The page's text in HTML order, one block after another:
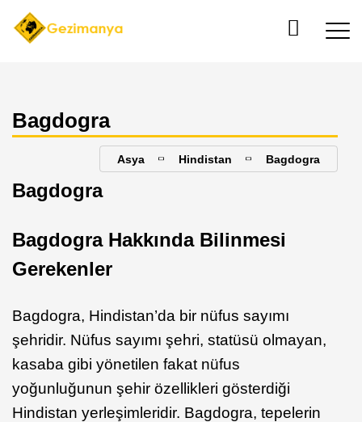
Bagdogra
Asya Hindistan Bagdogra
Bagdogra
Bagdogra Hakkında Bilinmesi
Gerekenler
Bagdogra, Hindistan’da bir nüfus sayımı
şehridir. Nüfus sayımı şehri, statüsü olmayan,
kasaba gibi yönetilen fakat nüfus
yoğunluğunun şehir özellikleri gösterdiği
Hindistan yerleşimleridir. Bagdogra, tepelerin